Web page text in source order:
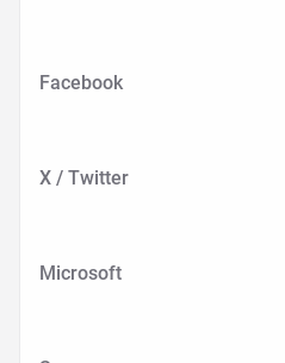
Facebook
X / Twitter
Microsoft